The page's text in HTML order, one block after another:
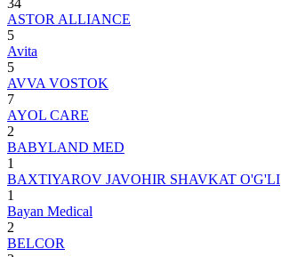
ASTOR ALLIANCE
5
Avita
5
AVVA VOSTOK
7
AYOL CARE
2
BABYLAND MED
1
BAXTIYAROV JAVOHIR SHAVKAT O'G'LI
1
Bayan Medical
2
BELCOR